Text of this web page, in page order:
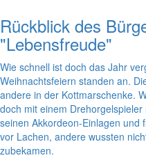
Rückblick des
"Lebensfreude"
Wie schnell ist doch das Jahr
Weihnachtsfeiern standen an.
andere in der Kottmarschenke.
doch mit einem
seinen Akkordeon-Einlagen und
vor Lachen, andere wussten
zubekamen.